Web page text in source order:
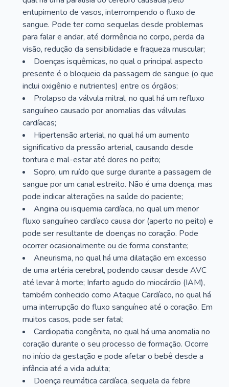
entupimento de vasos, interrompendo o fluxo de
sangue. Pode ter como sequelas desde problemas
para falar e andar, até dormência no corpo, perda da
visão, redução da sensibilidade e fraqueza muscular;
Doenças isquêmicas, no qual o principal aspecto
presente é o bloqueio da passagem de sangue (o que
inclui oxigênio e nutrientes) entre os órgãos;
Prolapso da válvula mitral, no qual há um refluxo
sanguíneo causado por anomalias das válvulas
cardíacas;
Hipertensão arterial, no qual há um aumento
significativo da pressão arterial, causando desde
tontura e mal-estar até dores no peito;
Sopro, um ruído que surge durante a passagem de
sangue por um canal estreito. Não é uma doença, mas
pode indicar alterações na saúde do paciente;
Angina ou isquemia cardíaca, no qual um menor
fluxo sanguíneo cardíaco causa dor (aperto no peito) e
pode ser resultante de doenças no coração. Pode
ocorrer ocasionalmente ou de forma constante;
Aneurisma, no qual há uma dilatação em excesso
de uma artéria cerebral, podendo causar desde AVC
até levar à morte; Infarto agudo do miocárdio (IAM),
também conhecido como Ataque Cardíaco, no qual há
uma interrupção do fluxo sanguíneo até o coração. Em
muitos casos, pode ser fatal;
Cardiopatia congênita, no qual há uma anomalia no
coração durante o seu processo de formação. Ocorre
no início da gestação e pode afetar o bebê desde a
infância até a vida adulta;
Doença reumática cardíaca, sequela da febre